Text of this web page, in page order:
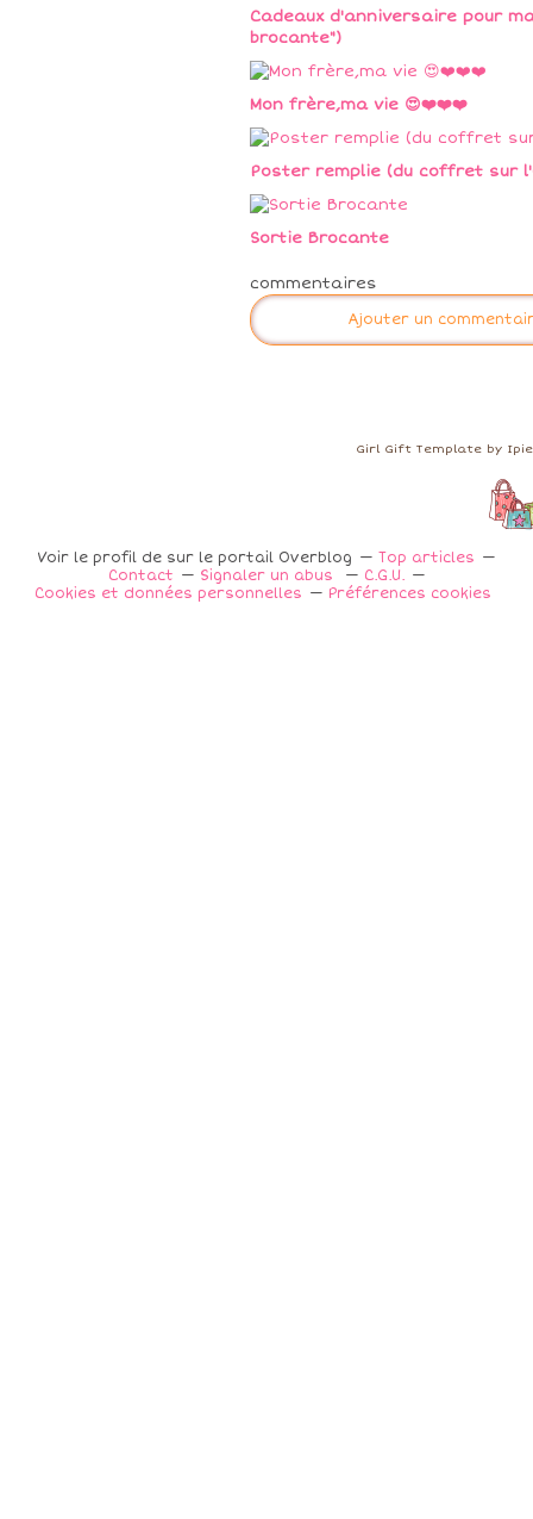
Cadeaux d'anniversaire pour
brocante")
Mon frère,ma vie 😍❤️❤️❤️
Poster remplie (du coffret sur
Sortie Brocante
commentaires
Ajouter un
Girl Gift Template by
Voir le profil de sur le portail Overblog
Top articles
Contact
Signaler un abus
C.G.U.
Cookies et données personnelles
Préférences cookies